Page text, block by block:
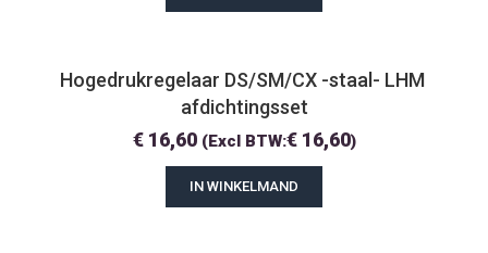
Hogedrukregelaar DS/SM/CX -staal- LHM
afdichtingsset
€16,60 (Excl BTW:€16,60)
IN WINKELMAND